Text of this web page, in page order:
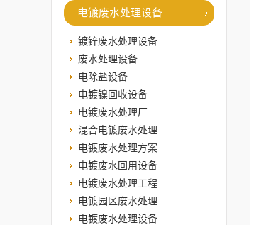
电镀废水处理设备
镀锌废水处理设备
废水处理设备
电除盐设备
电镀镍回收设备
电镀废水处理厂
混合电镀废水处理
电镀废水处理方案
电镀废水回用设备
电镀废水处理工程
电镀园区废水处理
电镀废水处理设备